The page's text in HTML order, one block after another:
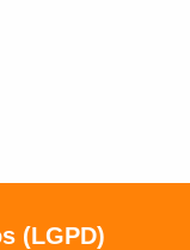
(LGPD)